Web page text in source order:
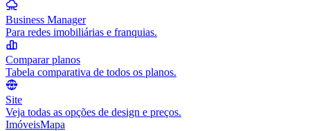
Business Manager
Para redes imobiliárias e franquias.
Comparar planos
Tabela comparativa de todos os planos.
Site
Veja todas as opções de design e preços.
ImóveisMapa